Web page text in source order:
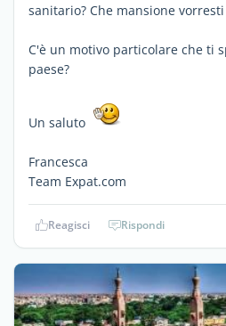
sanitario? Che mansione
C'è un motivo particolare che ti
paese?
Un saluto
Francesca
Team Expat.com
Reagisci Rispondi